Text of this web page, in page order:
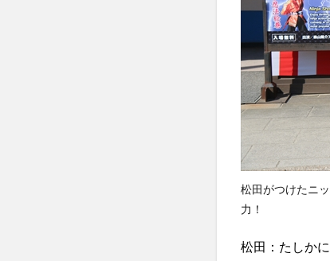
松田がつけたニ
力！
松田：たしか